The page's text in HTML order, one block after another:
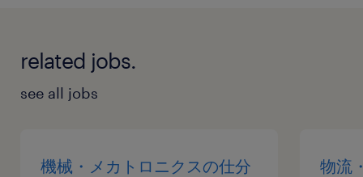
related jobs.
see all jobs
機械・メカトロニクスの仕分
物流